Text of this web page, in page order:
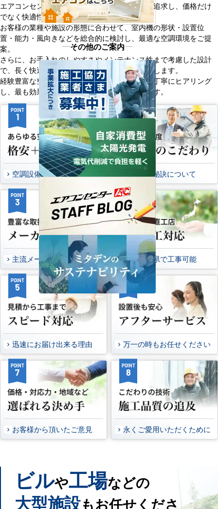
エアコンセンターACは、「格安＋α」の価値を追求し、価格だけ
でなく快適性と機能性にもこだわっています。
お客様の業種や施設の形態に合わせて、室内機の形状・設置位
置・能力・風向きなどを総合的に検討し、最適な空調環境をご提
案。
さらに、お手入れのしやすさやメンテナンス性まで考慮した設計
で、長く快適にご使用いただけるようサポートします。
経験豊富な空調技術者が現場の状況やご要望を丁寧にヒアリング
し、最も効果的で効率的なプランをお届けします。
POINT
1
空調設備のご提案について
POINT
2
選ばれる秘訣について
POINT
3
主流メーカーを全取扱可能
POINT
4
47都道府県で工事可能
POINT
5
迅速にお届け出来る理由
POINT
万一の時もお任せください
POINT
7
お客様から頂いたご意見
POINT
8
永くご愛用いただくために
ビルや工場などの
大型施設もお任せくださ
その他のご案内